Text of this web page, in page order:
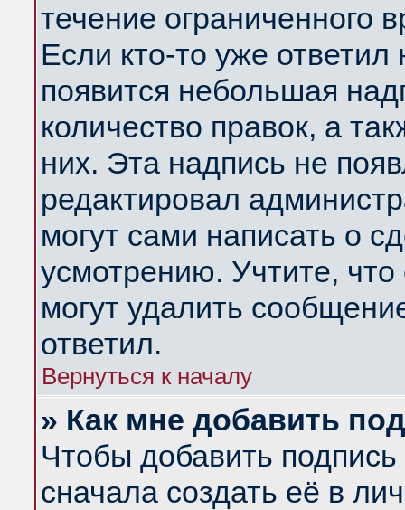
течение ограниченного
Если кто-то уже
появится небольшая
количество правок, а
них. Эта надпись не
редактировал
могут сами написать о
усмотрению. Учтите,
могут удалить
ответил.
Вернуться к началу
» Как мне добавить
Чтобы добавить
сначала создать её в